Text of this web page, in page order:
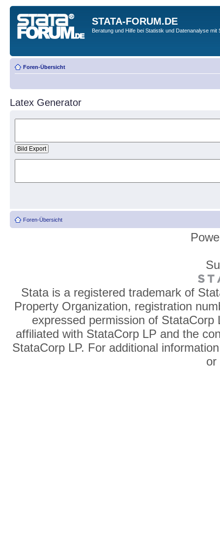
STATA-FORUM.DE
Beratung und Hilfe bei Statistik und Datenanalyse mit
Foren-Übersicht
Latex Generator
Foren-Übersicht
Stata is a registered trademark of
Property Organization, registration
expressed permission of
affiliated with StataCorp LP and the
StataCorp LP. For additional
or